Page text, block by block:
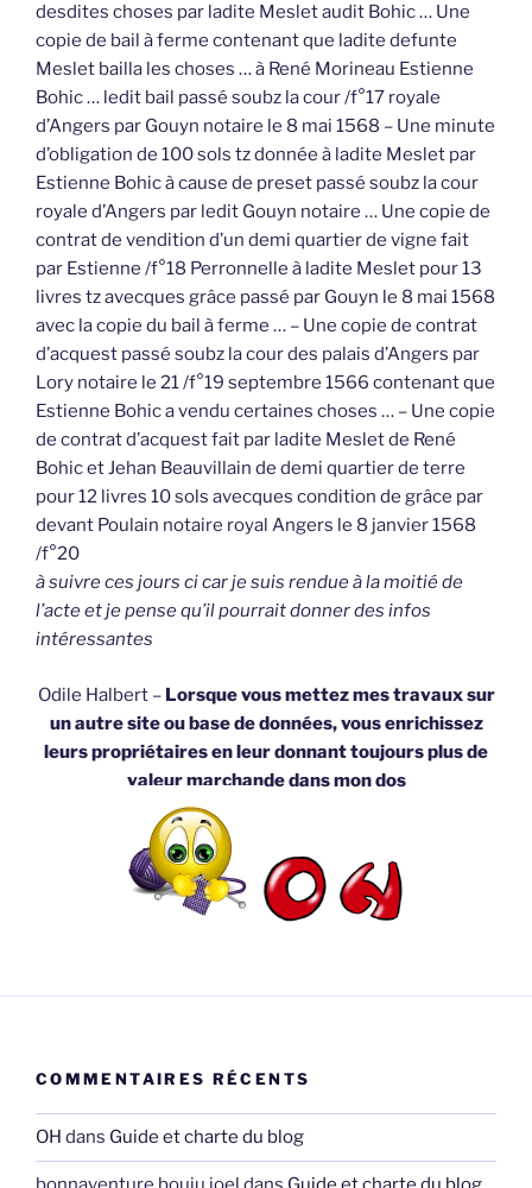
desdites choses par ladite Meslet audit Bohic … Une
copie de bail à ferme contenant que ladite defunte
Meslet bailla les choses … à René Morineau Estienne
Bohic … ledit bail passé soubz la cour /f°17 royale
d’Angers par Gouyn notaire le 8 mai 1568 – Une minute
d’obligation de 100 sols tz donnée à ladite Meslet par
Estienne Bohic à cause de preset passé soubz la cour
royale d’Angers par ledit Gouyn notaire … Une copie de
contrat de vendition d’un demi quartier de vigne fait
par Estienne /f°18 Perronnelle à ladite Meslet pour 13
livres tz avecques grâce passé par Gouyn le 8 mai 1568
avec la copie du bail à ferme … – Une copie de contrat
d’acquest passé soubz la cour des palais d’Angers par
Lory notaire le 21 /f°19 septembre 1566 contenant que
Estienne Bohic a vendu certaines choses … – Une copie
de contrat d’acquest fait par ladite Meslet de René
Bohic et Jehan Beauvillain de demi quartier de terre
pour 12 livres 10 sols avecques condition de grâce par
devant Poulain notaire royal Angers le 8 janvier 1568
/f°20
à suivre ces jours ci car je suis rendue à la moitié de
l’acte et je pense qu’il pourrait donner des infos
intéressantes
Odile Halbert – Lorsque vous mettez mes travaux sur
un autre site ou base de données, vous enrichissez
leurs propriétaires en leur donnant toujours plus de
valeur marchande dans mon dos
COMMENTAIRES RÉCENTS
OH dans Guide et charte du blog